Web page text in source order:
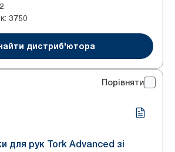
2
: 3750
дистриб'ютора
Порівняти
для рук Tork Advanced зі